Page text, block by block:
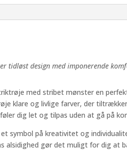
tidløst design med imponerende
med stribet mønster en
klare og livlige farver, der
dig let og tilpas uden at gå på
symbol på kreativitet og
gør det muligt for dig at